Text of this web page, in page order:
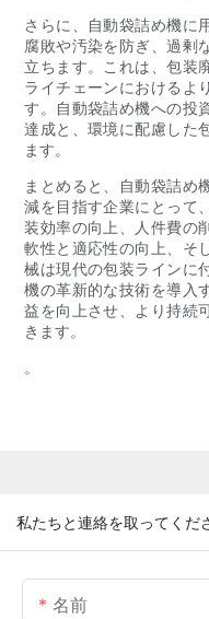
さらに、自動袋詰め機に
腐敗や汚染を防ぎ、過剰
立ちます。これは、包装
ライチェーンにおけるよ
す。自動袋詰め機への投
達成と、環境に配慮した
ます。
まとめると、自動袋詰め
減を目指す企業にとって
装効率の向上、人件費の
軟性と適応性の向上、そ
械は現代の包装ラインに
機の革新的な技術を導入
益を向上させ、より持続
きます。
。
私たちと連絡を取ってくだ
名前